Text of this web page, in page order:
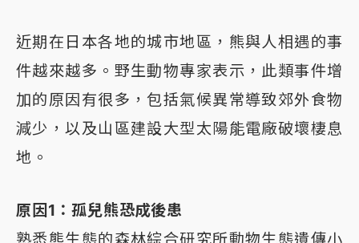
近期在日本各地的城市地區，熊與人相遇的事
件越來越多。野生動物專家表示，此類事件增
加的原因有很多，包括氣候異常導致郊外食物
減少，以及山區建設大型太陽能電廠破壞棲息
地。
原因1：孤兒熊恐成後患